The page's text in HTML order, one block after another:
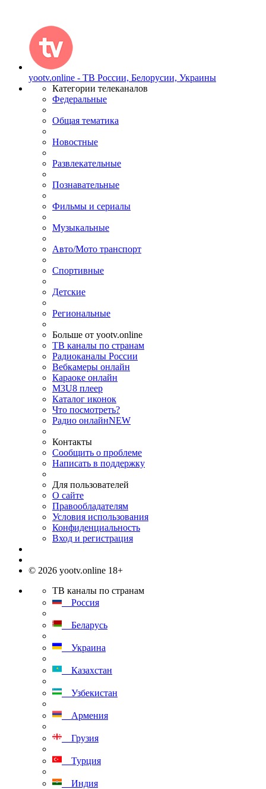
yootv.online - ТВ России, Белорусии, Украины
Категории телеканалов
Федеральные
Общая тематика
Новостные
Развлекательные
Познавательные
Фильмы и сериалы
Музыкальные
Авто/Мото транспорт
Спортивные
Детские
Региональные
Больше от yootv.online
ТВ каналы по странам
Радиоканалы России
Вебкамеры онлайн
Караоке онлайн
M3U8 плеер
Каталог иконок
Что посмотреть?
Радио онлайнNEW
Контакты
Сообщить о проблеме
Написать в поддержку
Для пользователей
О сайте
Правообладателям
Условия использования
Конфиденциальность
Вход и регистрация
© 2026 yootv.online 18+
ТВ каналы по странам
Россия
Беларусь
Украина
Казахстан
Узбекистан
Армения
Грузия
Турция
Индия